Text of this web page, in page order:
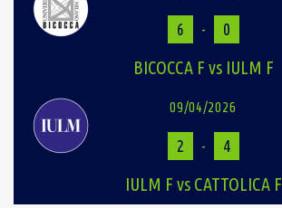
6 - 0
BICOCCA F vs IULM F
09/04/2026
2 - 4
IULM F vs CATTOLICA F